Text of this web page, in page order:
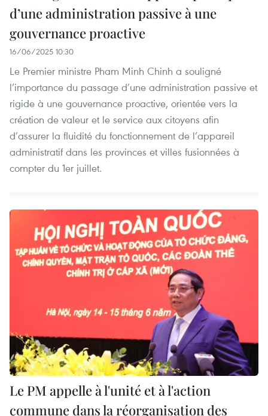
d’une administration passive à une
gouvernance proactive
16/06/2025 10:30
Le Premier ministre Pham Minh Chinh a souligné
l’importance du passage d’une administration passive et
rigide à une gouvernance proactive, orientée vers la
création de valeur et le service aux citoyens afin
d’assurer la fluidité du fonctionnement de l’appareil
administratif dans les provinces et villes fusionnées à
compter du 1er juillet.
Le PM appelle à l'unité et à l'action
commune dans la réorganisation des